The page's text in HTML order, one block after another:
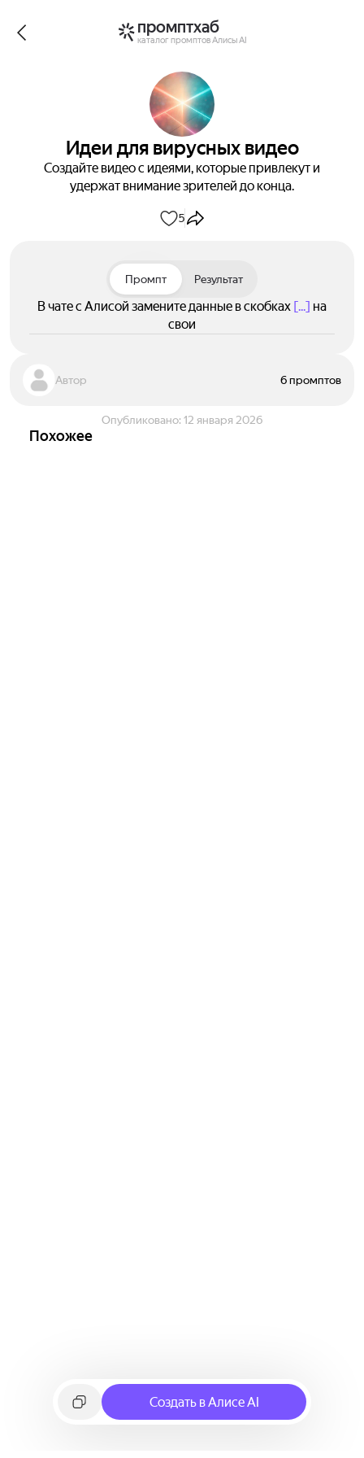
промптхаб
каталог промптов Алисы AI
Идеи для вирусных видео
Создайте видео с идеями, которые привлекут и
удержат внимание зрителей до конца.
5
Промпт Результат
В чате с Алисой замените данные в скобках [...] на
свои
Автор 6 промптов
Опубликовано: 12 января 2026
Похожее
Создать в Алисе AI